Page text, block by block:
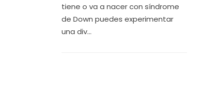
tiene o va a nacer con síndrome
de Down puedes experimentar
una div...